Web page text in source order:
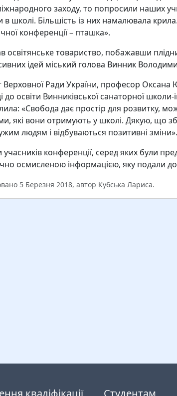
заходу, то попросили наших
в школі. Більшість із них намалювала
конференції – пташка».
освітянське товариство, побажавши
ідей міський голова Винник
Верховної Ради України, професор Оксана
до освіти Винниківської санаторної
«Свобода дає простір для розвитку,
які вони отримують у школі. Дякую, що
людям і відбуваються позитивні зміни».
учасників конференції, серед яких були
осмисленою інформацією, яку подали
5 Березня 2018, автор Кубська Лариса.
кваліфікації Студентам